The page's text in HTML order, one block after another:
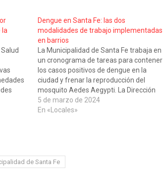
la
Dengue en Santa Fe: las dos
modalidades de trabajo implementadas
en barrios
La Municipalidad de Santa Fe trabaja en
un cronograma de tareas para contener
los casos positivos de dengue en la
ciudad y frenar la reproducción del
mosquito Aedes Aegypti. La Dirección
de Promoción de Salud informó detalles
acerca de las dos modalidades de
5 de marzo de 2024
En «Locales»
de Santa Fe